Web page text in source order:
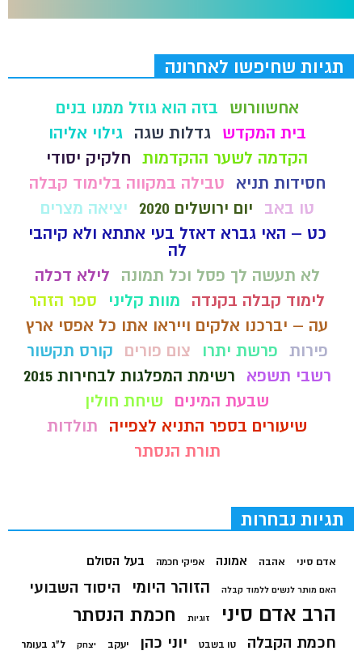
תגיות שחיפשו לאחרונה
אחשוורוש
בזה הוא גוזל ממנו בנים
בית המקדש
גדלות שגה
גילוי אליהו
הקדמה לשער ההקדמות חלקיק יסודי
חסידות תניא
טבילה במקווה בלימוד קבלה
טו באב
יום ירושלים 2020
יציאה מצרים
כט – האי גברא דאזל בעי אתתא ולא קיהבי
לה
לא תעשה לך פסל וכל תמונה
לילא דכלה
לימוד קבלה בקנדה
מוות קליני
ספר הזהר
עה – יברכנו אלקים וייראו אתו כל אפסי ארץ
פירות פרשת יתרו צום פורים
קורס תקשור
רשבי תשפא
רשימת המפלגות לבחירות 2015
שבעת המינים
שיחת חולין
שיעורים בספר התניא לצפייה
תולדות
תורת הנסתר
תגיות נבחרות
אדם סיני אהבה אמונה אפיקי חכמה בעל הסולם
האם מותר לנשים ללמוד קבלה הזוהר היומי היסוד השבועי
הרב אדם סיני זוגיות חכמת הנסתר
חכמת הקבלה טו בשבט יוני כהן יעקב יצחק ל"ג בעומר